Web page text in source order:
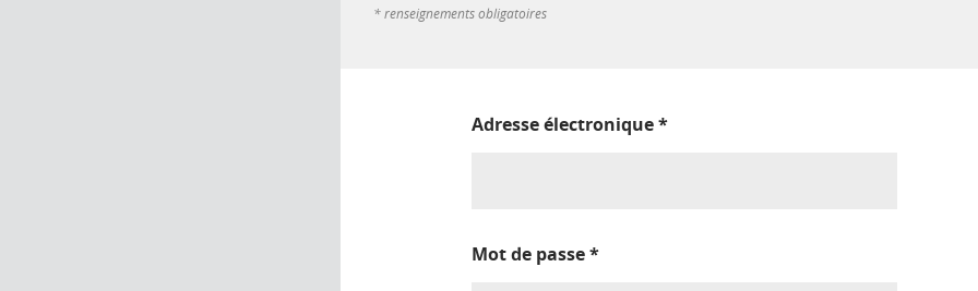
* renseignements obligatoires
Adresse électronique*
Mot de passe*